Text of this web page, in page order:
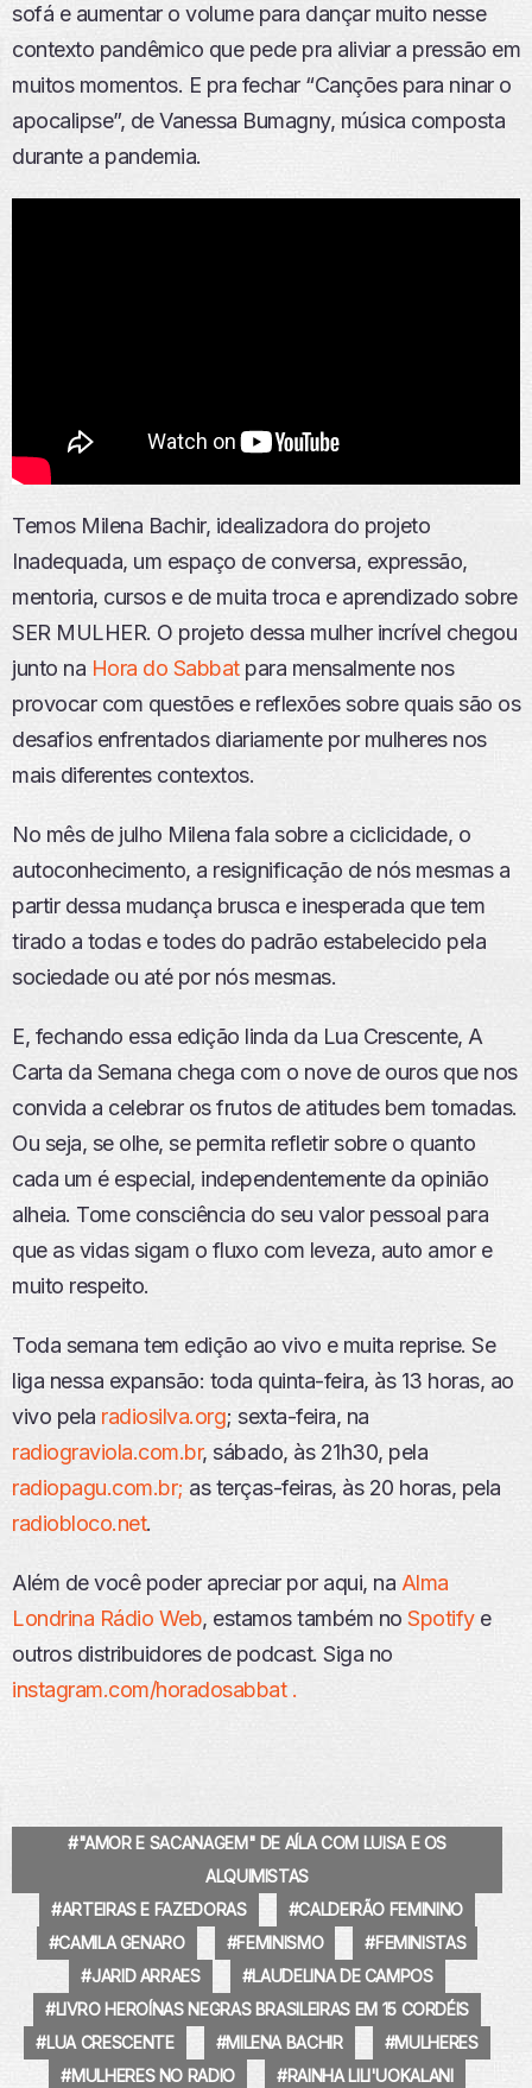
sofá e aumentar o volume para dançar muito nesse
contexto pandêmico que pede pra aliviar a pressão em
muitos momentos. E pra fechar “Canções para ninar o
apocalipse”, de Vanessa Bumagny, música composta
durante a pandemia.
Temos Milena Bachir, idealizadora do projeto
Inadequada, um espaço de conversa, expressão,
mentoria, cursos e de muita troca e aprendizado sobre
SER MULHER. O projeto dessa mulher incrível chegou
junto na Hora do Sabbatpara mensalmente nos
provocar com questões e reflexões sobre quais são os
desafios enfrentados diariamente por mulheres nos
mais diferentes contextos.
No mês de julho Milena fala sobre a ciclicidade, o
autoconhecimento, a resignificação de nós mesmas a
partir dessa mudança brusca e inesperada que tem
tirado a todas e todes do padrão estabelecido pela
sociedade ou até por nós mesmas.
E, fechando essa edição linda da Lua Crescente, A
Carta da Semana chega com o nove de ouros que nos
convida a celebrar os frutos de atitudes bem tomadas.
Ou seja, se olhe, se permita refletir sobre o quanto
cada um é especial, independentemente da opinião
alheia. Tome consciência do seu valor pessoal para
que as vidas sigam o fluxo com leveza, auto amor e
muito respeito.
Toda semana tem edição ao vivo e muita reprise. Se
liga nessa expansão: toda quinta-feira, às 13 horas, ao
vivo pela radiosilva.org; sexta-feira, na
radiograviola.com.br, sábado, às 21h30, pela
radiopagu.com.br; as terças-feiras, às 20 horas, pela
radiobloco.net.
Além de você poder apreciar por aqui, na Alma
Londrina Rádio Web, estamos também no Spotifye
outros distribuidores de podcast. Siga no
instagram.com/horadosabbat .
"AMOR E SACANAGEM" DE AÍLA COM LUISA E OS
ALQUIMISTAS
ARTEIRAS E FAZEDORAS
CALDEIRÃO FEMININO
CAMILA GENARO
FEMINISMO
FEMINISTAS
JARID ARRAES
LAUDELINA DE CAMPOS
LIVRO HEROÍNAS NEGRAS BRASILEIRAS EM 15 CORDÉIS
LUA CRESCENTE
MILENA BACHIR
MULHERES
MULHERES NO RADIO
RAINHA LILI'UOKALANI